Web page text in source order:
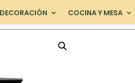
DECORACIÓN COCINA Y MESA